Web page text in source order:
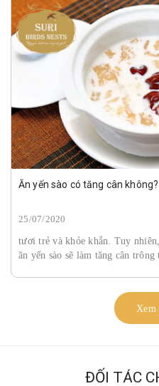
Ăn yến sào có tăng cân không?
25/07/2020
tươi trẻ và khỏe khắn. Tuy
ăn yến sào sẽ làm tăng cân trông
Xem
ĐỐI TÁC